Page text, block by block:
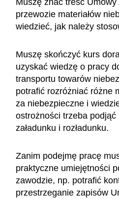
przewozie materiałów
wiedzieć, jak należy
Muszę skończyć kurs
uzyskać wiedzę o pracy
transportu towarów
potrafić rozróżniać różne
za niebezpieczne i
ostrożności trzeba
załadunku i rozładunku.
Zanim podejmę pracę
praktyczne umiejętności
zawodzie, np. potrafić
przestrzeganie zapisów